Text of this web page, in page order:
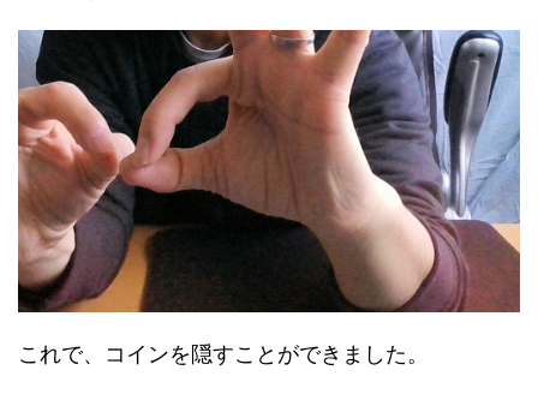
これで、コインを隠すことができました。